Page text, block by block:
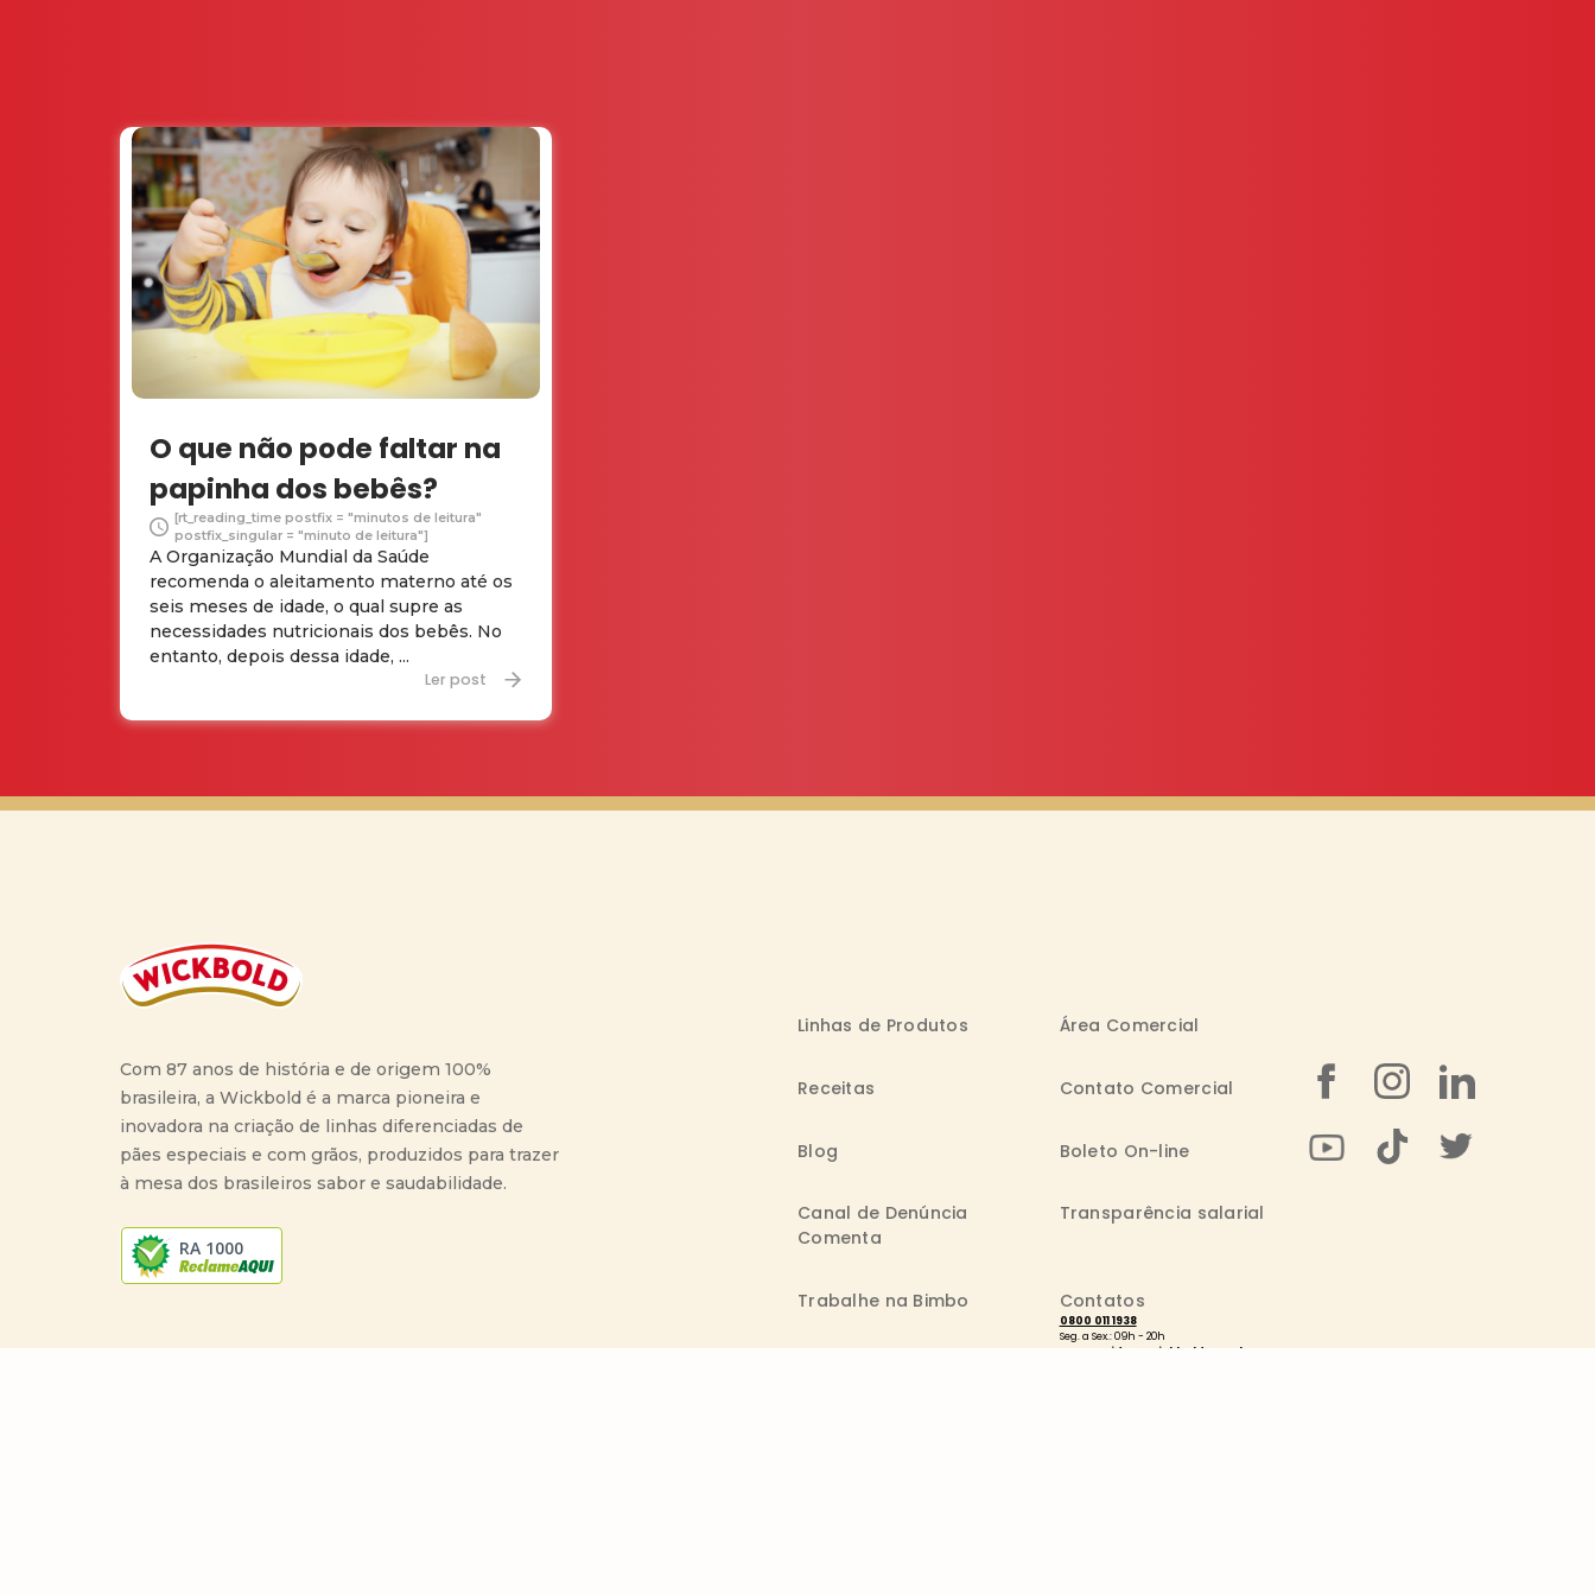
O que não pode faltar na
papinha dos bebês?
[rt_reading_time postfix = "minutos de leitura"
postfix_singular = "minuto de leitura"]
A Organização Mundial da Saúde
recomenda o aleitamento materno até os
seis meses de idade, o qual supre as
necessidades nutricionais dos bebês. No
entanto, depois dessa idade, ...
Ler post
Com 87 anos de história e de origem 100%
brasileira, a Wickbold é a marca pioneira e
inovadora na criação de linhas diferenciadas de
pães especiais e com grãos, produzidos para trazer
à mesa dos brasileiros sabor e saudabilidade.
RA 1000
Linhas de Produtos Área Comercial
Receitas Contato Comercial
Blog Boleto On-line
Canal de Denúncia
Comenta
Transparência salarial
Trabalhe na Bimbo Contatos
0800 011 1938
Seg. a Sex.: 09h - 20h
consumidor@wickbold.com.br